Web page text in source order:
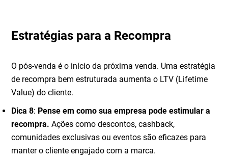
Estratégias para a Recompra
O pós-venda é o início da próxima venda. Uma estratégia
de recompra bem estruturada aumenta o LTV (Lifetime
Value) do cliente.
Dica 8: Pense em como sua empresa pode estimular a
recompra. Ações como descontos, cashback,
comunidades exclusivas ou eventos são eficazes para
manter o cliente engajado com a marca.